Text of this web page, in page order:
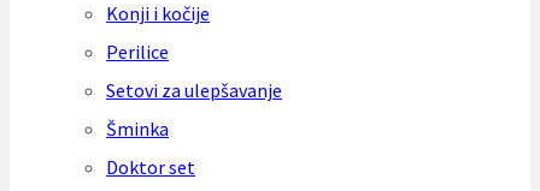
Konji i kočije
Perilice
Setovi za ulepšavanje
Šminka
Doktor set